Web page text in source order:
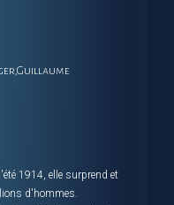
1914, elle surprend et
d'hommes.